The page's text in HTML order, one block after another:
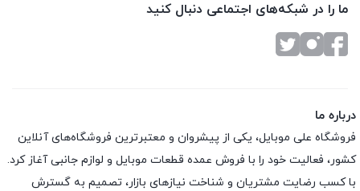
ما را در شبکه‌های اجتماعی دنبال کنید
درباره ما
فروشگاه علی موبایل، یکی از پیشروان و معتبرترین فروشگاه‌های آنلاین
کشور، فعالیت خود را با فروش عمده قطعات موبایل و لوازم جانبی آغاز کرد.
با کسب رضایت مشتریان و شناخت نیازهای بازار، تصمیم به گسترش